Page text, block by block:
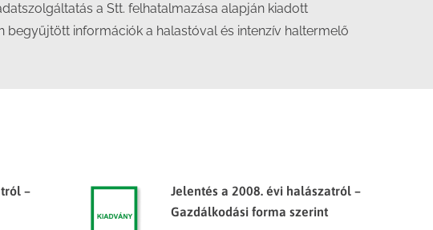
a Stt. felhatalmazása alapján kiadott
begyűjtött információk a halastóval és intenzív haltermelő
–
Jelentés a 2008. évi halászatról –
Gazdálkodási forma szerint